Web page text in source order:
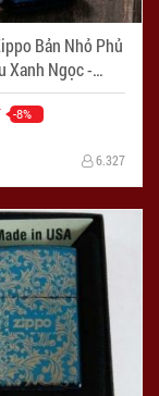
Bản Nhỏ Phủ
Xanh Ngọc -
SKU 20494ZL –
Sapphire Zippo
Mã SP: ZPC0822
-8%
6.327